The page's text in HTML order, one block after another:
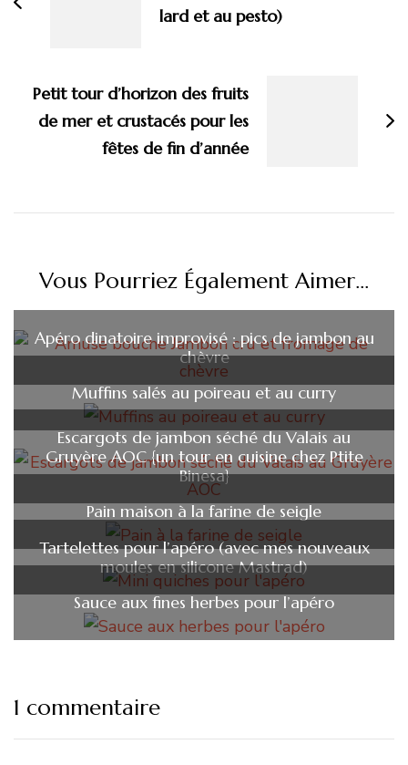
lard et au pesto)
Petit tour d’horizon des fruits
de mer et crustacés pour les
fêtes de fin d’année
Vous Pourriez Également Aimer...
Apéro dinatoire improvisé : pics de jambon au
chèvre
Muffins salés au poireau et au curry
Escargots de jambon séché du Valais au
Gruyère AOC {un tour en cuisine chez Ptite
Binesa}
Pain maison à la farine de seigle
Tartelettes pour l’apéro (avec mes nouveaux
moules en silicone Mastrad)
Sauce aux fines herbes pour l’apéro
1 commentaire